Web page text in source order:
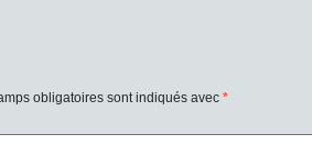
obligatoires sont indiqués avec *